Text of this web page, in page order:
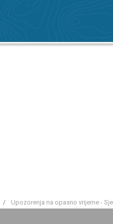
/ Upozorenja na opasno vrijeme -